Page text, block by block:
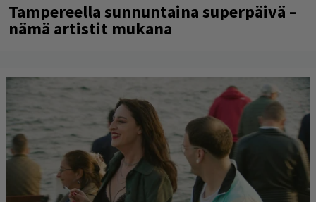
Tampereella sunnuntaina superpäivä –
nämä artistit mukana